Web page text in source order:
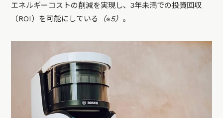
エネルギーコストの削減を実現し、3年未満での投資回収
（ROI）を可能にしている
（※5） 。